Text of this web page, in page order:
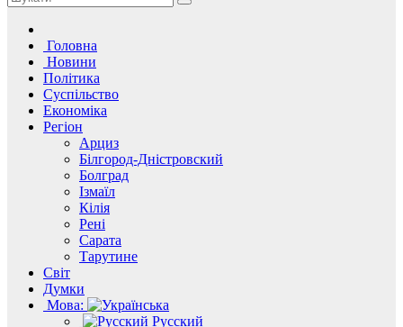
Головна
Новини
Політика
Суспільство
Економіка
Регіон
Арциз
Білгород-Дністровский
Болград
Ізмаїл
Кілія
Рені
Сарата
Тарутине
Світ
Думки
Мова:
Русский